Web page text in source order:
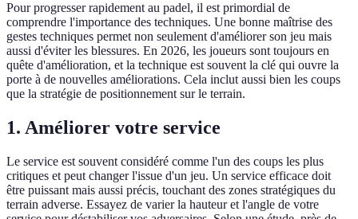
Pour progresser rapidement au padel, il est primordial de
comprendre l'importance des techniques. Une bonne maîtrise des
gestes techniques permet non seulement d'améliorer son jeu mais
aussi d'éviter les blessures. En 2026, les joueurs sont toujours en
quête d'amélioration, et la technique est souvent la clé qui ouvre la
porte à de nouvelles améliorations. Cela inclut aussi bien les coups
que la stratégie de positionnement sur le terrain.
1. Améliorer votre service
Le service est souvent considéré comme l'un des coups les plus
critiques et peut changer l'issue d'un jeu. Un service efficace doit
être puissant mais aussi précis, touchant des zones stratégiques du
terrain adverse. Essayez de varier la hauteur et l'angle de votre